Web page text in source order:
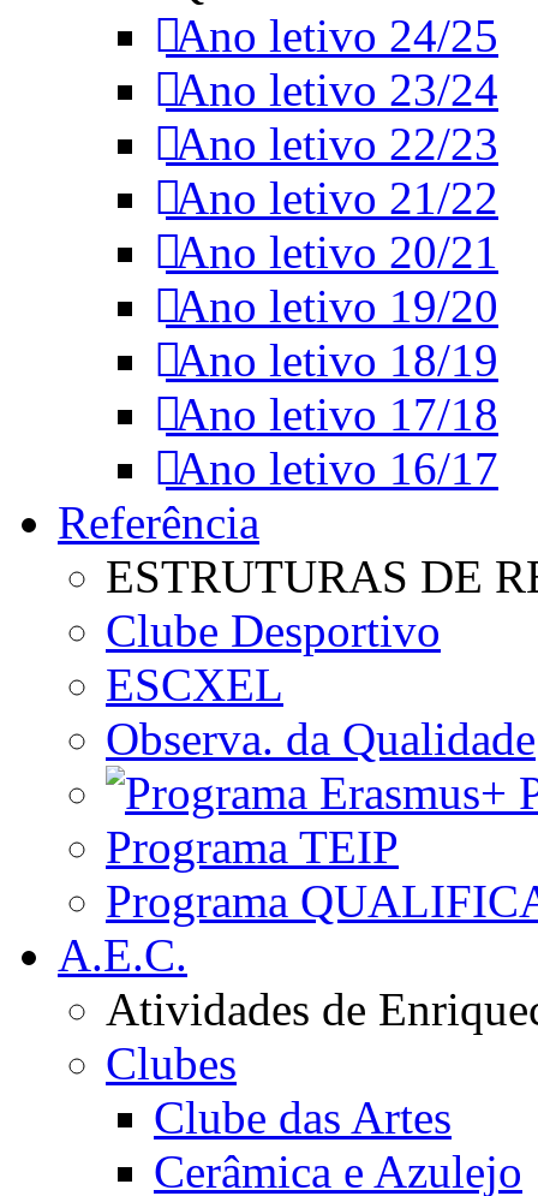
Ano letivo 24/25
Ano letivo 23/24
Ano letivo 22/23
Ano letivo 21/22
Ano letivo 20/21
Ano letivo 19/20
Ano letivo 18/19
Ano letivo 17/18
Ano letivo 16/17
Referência
ESTRUTURAS DE
Clube Desportivo
ESCXEL
Observa. da Qualidade
Programa TEIP
Programa
A.E.C.
Atividades de
Clubes
Clube das Artes
Cerâmica e Azulejo